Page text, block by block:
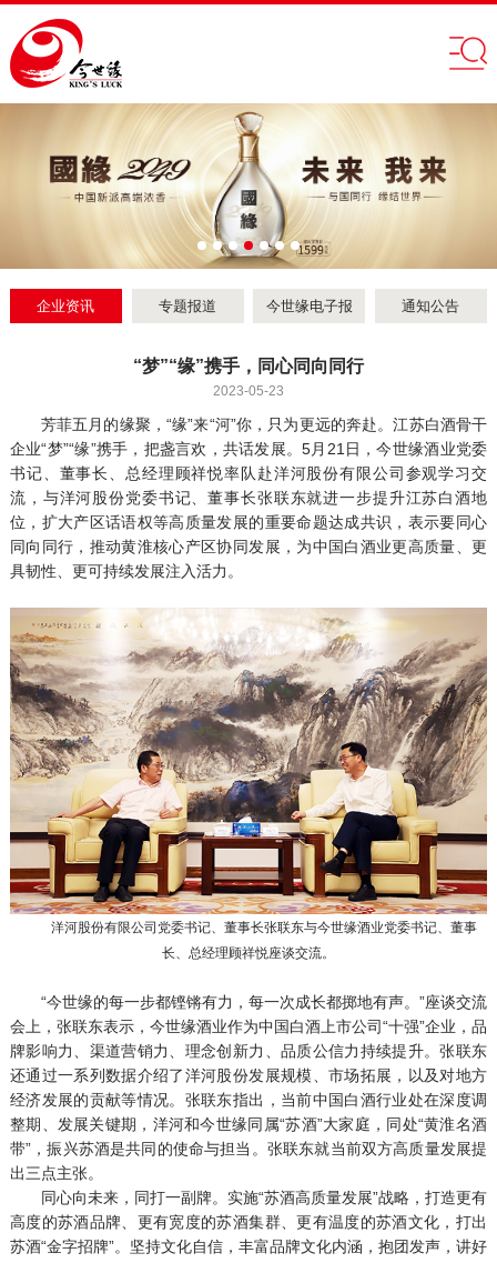
企业资讯 专题报道 今世缘电子报 通知公告
​“梦”“缘”携手，同心同向同行
2023-05-23
芳菲五月的缘聚，“缘”来“河”你，只为更远的奔赴。江苏白酒骨干
企业“梦”“缘”携手，把盏言欢，共话发展。5月21日，今世缘酒业党委
书记、董事长、总经理顾祥悦率队赴洋河股份有限公司参观学习交
流，与洋河股份党委书记、董事长张联东就进一步提升江苏白酒地
位，扩大产区话语权等高质量发展的重要命题达成共识，表示要同心
同向同行，推动黄淮核心产区协同发展，为中国白酒业更高质量、更
具韧性、更可持续发展注入活力。
洋河股份有限公司党委书记、董事长张联东与今世缘酒业党委书记、董事
长、总经理顾祥悦座谈交流。
“今世缘的每一步都铿锵有力，每一次成长都掷地有声。”座谈交流
会上，张联东表示，今世缘酒业作为中国白酒上市公司“十强”企业，品
牌影响力、渠道营销力、理念创新力、品质公信力持续提升。张联东
还通过一系列数据介绍了洋河股份发展规模、市场拓展，以及对地方
经济发展的贡献等情况。张联东指出，当前中国白酒行业处在深度调
整期、发展关键期，洋河和今世缘同属“苏酒”大家庭，同处“黄淮名酒
带”，振兴苏酒是共同的使命与担当。张联东就当前双方高质量发展提
出三点主张。
同心向未来，同打一副牌。实施“苏酒高质量发展”战略，打造更有
高度的苏酒品牌、更有宽度的苏酒集群、更有温度的苏酒文化，打出
苏酒“金字招牌”。坚持文化自信，丰富品牌文化内涵，抱团发声，讲好